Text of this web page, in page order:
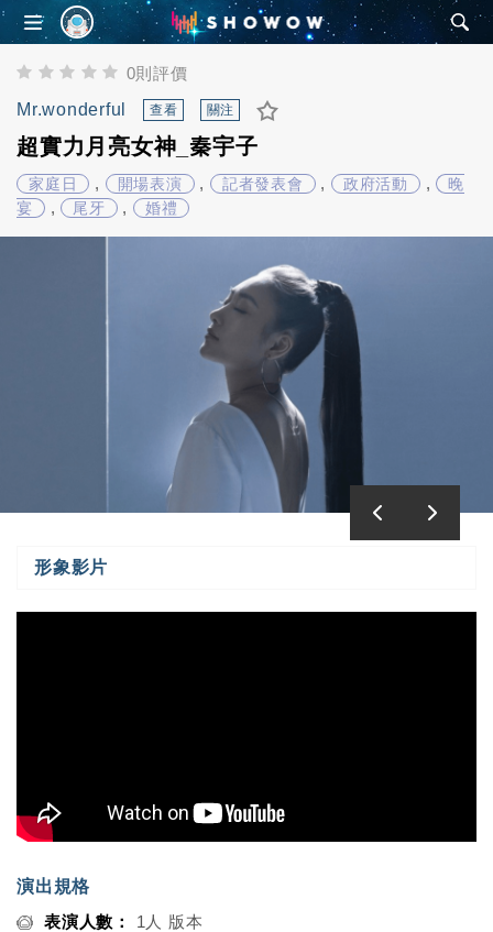
0則評價
Mr.wonderful
查看 關注
超實力月亮女神_秦宇子
家庭日 , 開場表演 , 記者發表會 , 政府活動 ,
晚
宴
, 尾牙 , 婚禮
形象影片
演出規格
表演人數：
1人 版本